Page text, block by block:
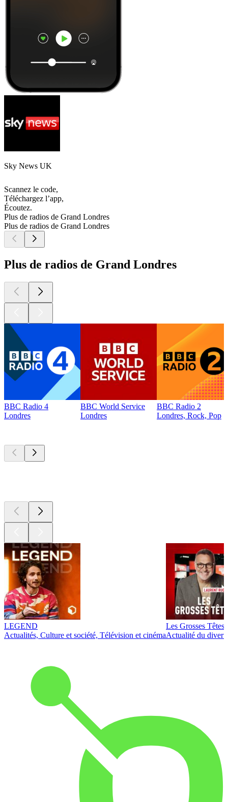
Sky News UK
Scannez le code,
Téléchargez l’app,
Écoutez.
Plus de radios de Grand Londres
Plus de radios de Grand Londres
Plus de radios de Grand Londres
BBC Radio 4
Londres
BBC World Service
Londres
BBC Radio 2
Londres, Rock, Pop
LEGEND
Actualités, Culture et société, Télévision et cinéma
Les Grosses Têtes
Actualité du